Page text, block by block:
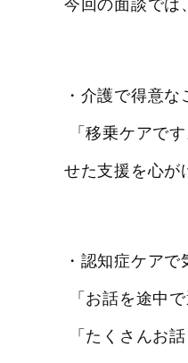
今回の面談では
・介護で得意な
「移乗ケアで
せた支援を心が
・認知症ケア
「お話を途中
「たくさんお